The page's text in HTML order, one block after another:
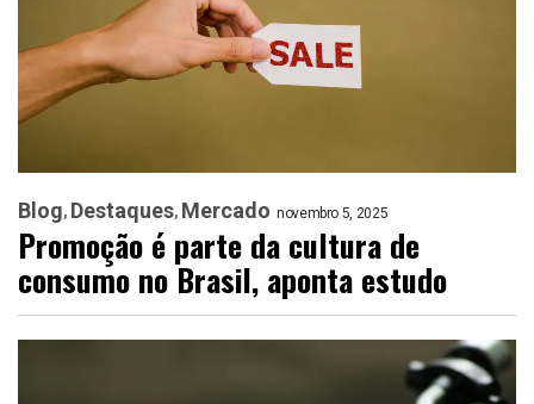
Blog Destaques Mercado novembro 5, 2025
Promoção é parte da cultura de
consumo no Brasil, aponta estudo